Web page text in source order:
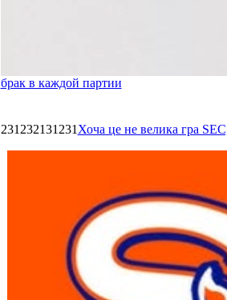
брак в каждой партии
231232131231 Хоча це не велика гра